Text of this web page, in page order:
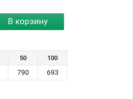
50
100
790 693